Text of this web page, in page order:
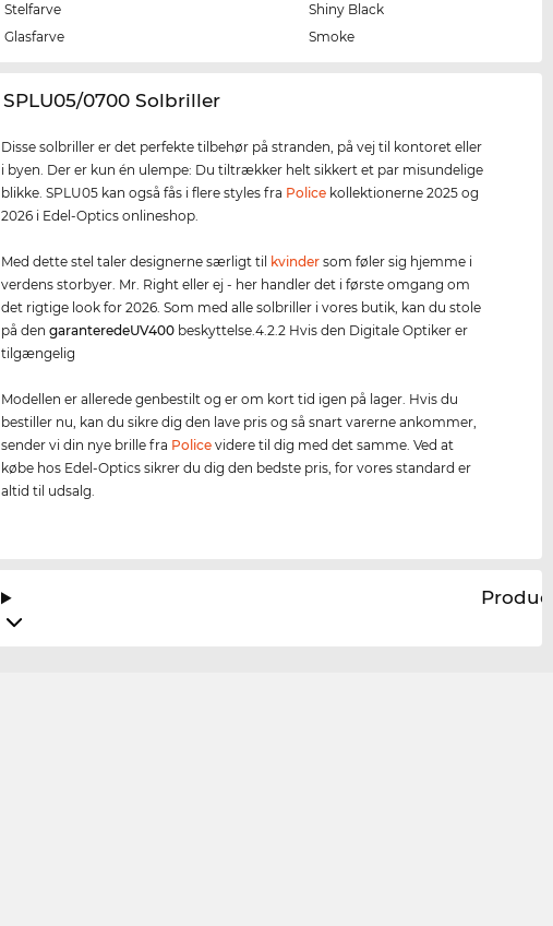
Stelfarve
Shiny Black
Glasfarve
Smoke
‌SPLU05/0700 Solbriller
Disse solbriller er det perfekte tilbehør på stranden, på vej til kontoret eller
i byen. Der er kun én ulempe: Du tiltrækker helt sikkert et par misundelige
blikke. SPLU05 kan også fås i flere styles fra Police kollektionerne 2025 og
2026 i Edel-Optics onlineshop.
Med dette stel taler designerne særligt til kvinder som føler sig hjemme i
verdens storbyer. Mr. Right eller ej - her handler det i første omgang om
det rigtige look for 2026. Som med alle solbriller i vores butik, kan du stole
på dengaranteredeUV400 beskyttelse.4.2.2 Hvis den Digitale Optiker er
tilgængelig
Modellen er allerede genbestilt og er om kort tid igen på lager. Hvis du
bestiller nu, kan du sikre dig den lave pris og så snart varerne ankommer,
sender vi din nye brille fra Police videre til dig med det samme. Ved at
købe hos Edel-Optics sikrer du dig den bedste pris, for vores standard er
altid til udsalg.